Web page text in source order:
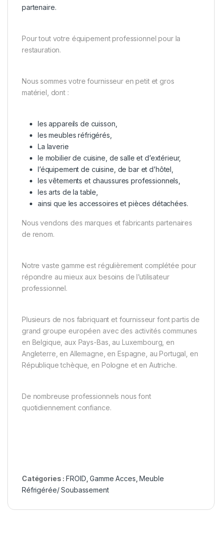
partenaire.
Pour tout votre équipement professionnel pour la
restauration.
Nous sommes votre fournisseur en petit et gros
matériel, dont :
les appareils de cuisson,
les meubles réfrigérés,
La laverie
le mobilier de cuisine, de salle et d’extérieur,
l’équipement de cuisine, de bar et d’hôtel,
les vêtements et chaussures professionnels,
les arts de la table,
ainsi que les accessoires et pièces détachées.
Nous vendons des marques et fabricants partenaires
de renom.
Notre vaste gamme est régulièrement complétée pour
répondre au mieux aux besoins de l’utilisateur
professionnel.
Plusieurs de nos fabriquant et fournisseur font partis de
grand groupe européen avec des activités communes
en Belgique, aux Pays-Bas, au Luxembourg, en
Angleterre, en Allemagne, en Espagne, au Portugal, en
République tchèque, en Pologne et en Autriche.
De nombreuse professionnels nous font
quotidiennement confiance.
Catégories :FROID ,Gamme Acces ,Meuble
Réfrigérée/ Soubassement